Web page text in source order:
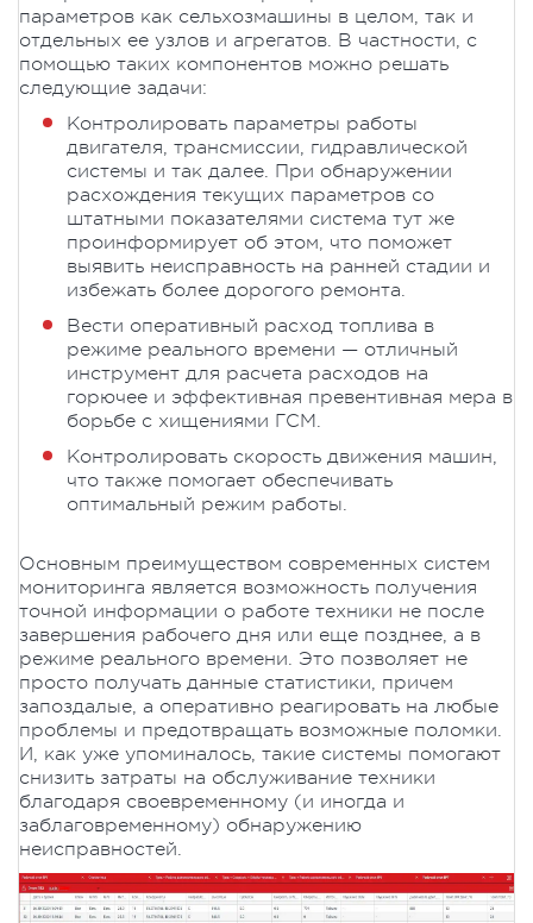
параметров как сельхозмашины в целом, так и
отдельных ее узлов и агрегатов. В частности, с
помощью таких компонентов можно решать
следующие задачи:
Контролировать параметры работы
двигателя, трансмиссии, гидравлической
системы и так далее. При обнаружении
расхождения текущих параметров со
штатными показателями система тут же
проинформирует об этом, что поможет
выявить неисправность на ранней стадии и
избежать более дорогого ремонта.
Вести оперативный расход топлива в
режиме реального времени — отличный
инструмент для расчета расходов на
горючее и эффективная превентивная мера в
борьбе с хищениями ГСМ.
Контролировать скорость движения машин,
что также помогает обеспечивать
оптимальный режим работы.
Основным преимуществом современных систем
мониторинга является возможность получения
точной информации о работе техники не после
завершения рабочего дня или еще позднее, а в
режиме реального времени. Это позволяет не
просто получать данные статистики, причем
запоздалые, а оперативно реагировать на любые
проблемы и предотвращать возможные поломки.
И, как уже упоминалось, такие системы помогают
снизить затраты на обслуживание техники
благодаря своевременному (и иногда и
заблаговременному) обнаружению
неисправностей.